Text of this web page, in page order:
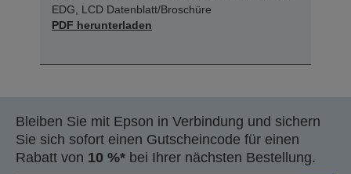
EDG, LCD Datenblatt/Broschüre
PDF herunterladen
Bleiben Sie mit Epson in Verbindung und sichern
Sie sich sofort einen Gutscheincode für einen
Rabatt von 10 %* bei Ihrer nächsten Bestellung.